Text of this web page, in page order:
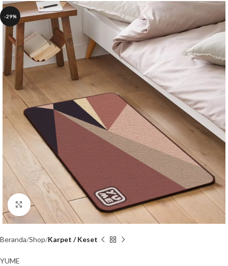
-29%
Click to enlarge
Beranda Shop Karpet / Keset
YUME